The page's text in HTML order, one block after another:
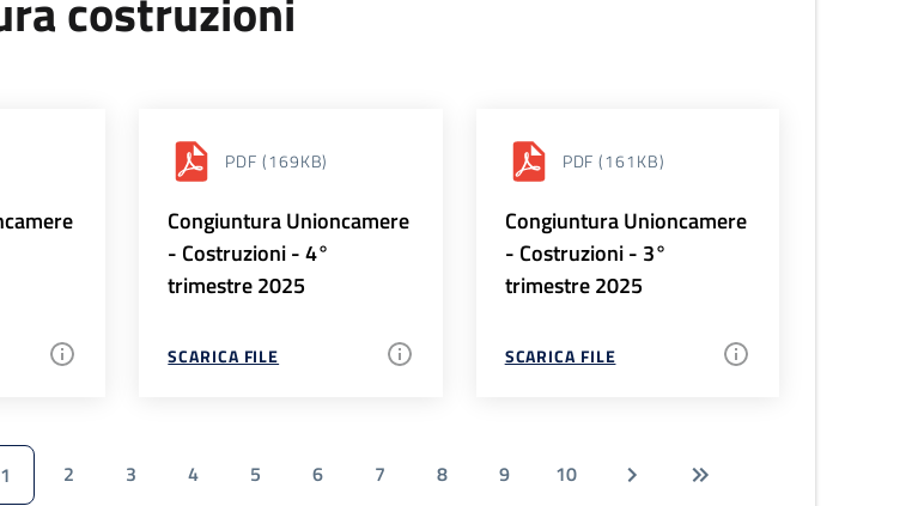
PDF (169KB)
Congiuntura Unioncamere
- Costruzioni - 4°
trimestre 2025
SCARICA FILE
PDF (161KB)
Congiuntura Unioncamere
- Costruzioni - 3°
trimestre 2025
SCARICA FILE
1 2 3 4 5 6 7 8 9 10